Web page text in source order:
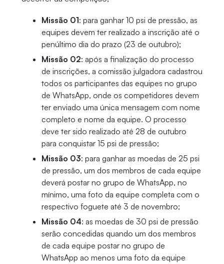
Missão 01: para ganhar 10 psi de pressão, as
equipes devem ter realizado a inscrição até o
penúltimo dia do prazo (23 de outubro);
Missão 02: após a finalização do processo
de inscrições, a comissão julgadora cadastrou
todos os participantes das equipes no grupo
de WhatsApp, onde os competidores devem
ter enviado uma única mensagem com nome
completo e nome da equipe. O processo
deve ter sido realizado até 28 de outubro
para conquistar 15 psi de pressão;
Missão 03: para ganhar as moedas de 25 psi
de pressão, um dos membros de cada equipe
deverá postar no grupo de WhatsApp, no
mínimo, uma foto da equipe completa com o
respectivo foguete até 3 de novembro;
Missão 04: as moedas de 30 psi de pressão
serão concedidas quando um dos membros
de cada equipe postar no grupo de
WhatsApp ao menos uma foto da equipe